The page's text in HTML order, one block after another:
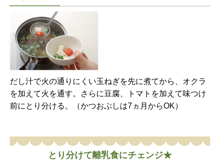
だし汁で火の通りにくい玉ねぎを先に煮てから、オクラ
を加えて火を通す。さらに豆腐、トマトを加えて味つけ
前にとり分ける。（かつおぶしは7ヵ月からOK）
とり分けて離乳食にチェンジ★